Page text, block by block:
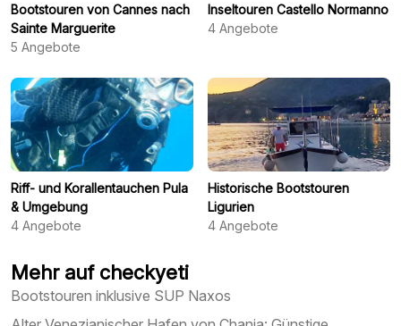
Bootstouren von Cannes nach
Sainte Marguerite
5 Angebote
Inseltouren Castello Normanno
4 Angebote
Riff- und Korallentauchen Pula
& Umgebung
4 Angebote
Historische Bootstouren
Ligurien
4 Angebote
Mehr auf checkyeti
Bootstouren inklusive SUP Naxos